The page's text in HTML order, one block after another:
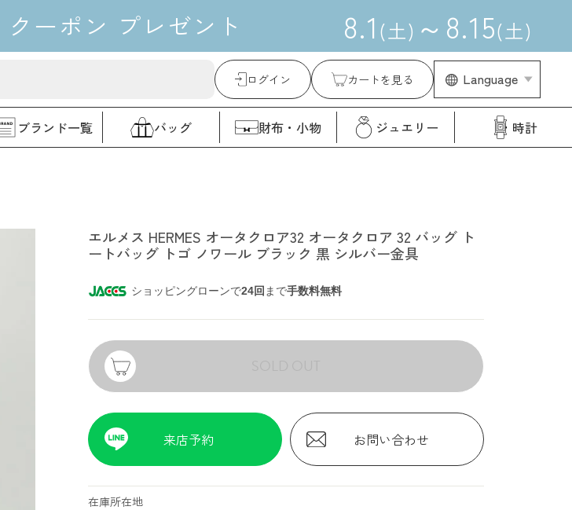
クーポン プレゼント 8.1 (土) ～ 8.15(土)
ログイン カートを見る Language
ブランド一覧 バッグ 財布・小物 ジュエリー 時計
エルメス HERMES オータクロア32 オータクロア 32 バッグ ト
ートバッグ トゴ ノワール ブラック 黒 シルバー金具
ショッピングローンで24回 まで手数料無料
来店予約 お問い合わせ
在庫所在地